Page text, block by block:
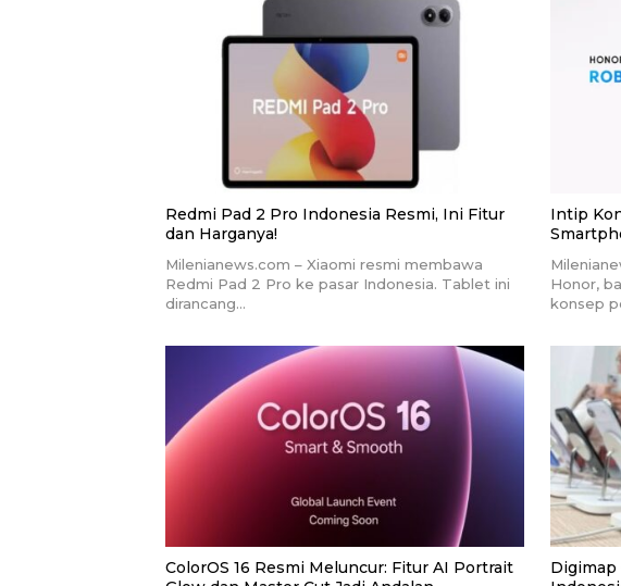
Redmi Pad 2 Pro Indonesia Resmi, Ini Fitur
dan Harganya!
Milenianews.com – Xiaomi resmi membawa
Redmi Pad 2 Pro ke pasar Indonesia. Tablet ini
dirancang…
Intip
Honor,
konsep
ColorOS 16 Resmi Meluncur: Fitur AI Portrait
Digimap